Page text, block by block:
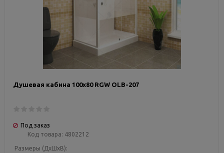
Душевая кабина 100х80 RGW OLB-207
Под заказ
Код товара: 4802212
Размеры (ДxШxВ):